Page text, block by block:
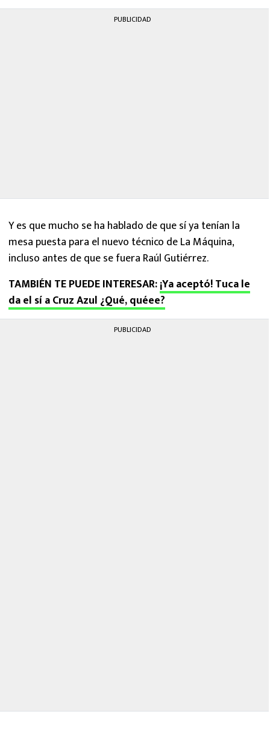
PUBLICIDAD
Y es que mucho se ha hablado de que sí ya tenían la
mesa puesta para el nuevo técnico de La Máquina,
incluso antes de que se fuera Raúl Gutiérrez.
TAMBIÉN TE PUEDE INTERESAR:¡Ya aceptó! Tuca le
da el sí a Cruz Azul ¿Qué, quéee?
PUBLICIDAD